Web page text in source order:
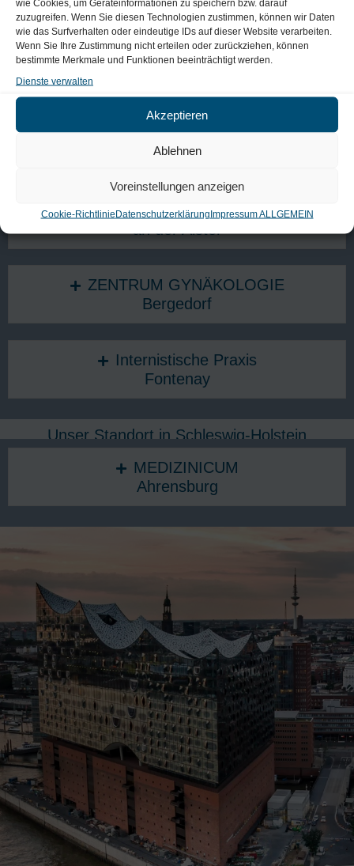
wie Cookies, um Geräteinformationen zu speichern bzw. darauf
zuzugreifen. Wenn Sie diesen Technologien zustimmen, können wir Daten
wie das Surfverhalten oder eindeutige IDs auf dieser Website verarbeiten.
Wenn Sie Ihre Zustimmung nicht erteilen oder zurückziehen, können
bestimmte Merkmale und Funktionen beeinträchtigt werden.
Dienste verwalten
Akzeptieren
Ablehnen
Voreinstellungen anzeigen
Cookie-RichtlinieDatenschutzerklärungImpressum ALLGEMEIN
Nienstedten
MEDIZINICUM
ZENTRUM ENDOKRINE MEDIZIN -
Neuer Wall
MEDIZINICUM
an der Alster
ZENTRUM GYNÄKOLOGIE
Bergedorf
Internistische Praxis
Fontenay
Unser Standort in Schleswig-Holstein
MEDIZINICUM
Ahrensburg